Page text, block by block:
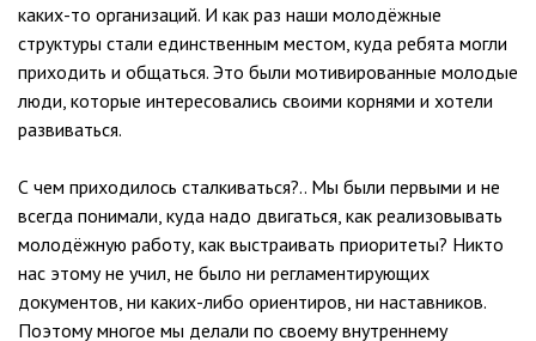
каких-то организаций. И как раз наши молодёжные
структуры стали единственным местом, куда ребята могли
приходить и общаться. Это были мотивированные молодые
люди, которые интересовались своими корнями и хотели
развиваться.
С чем приходилось сталкиваться?.. Мы были первыми и не
всегда понимали, куда надо двигаться, как реализовывать
молодёжную работу, как выстраивать приоритеты? Никто
нас этому не учил, не было ни регламентирующих
документов, ни каких-либо ориентиров, ни наставников.
Поэтому многое мы делали по своему внутреннему